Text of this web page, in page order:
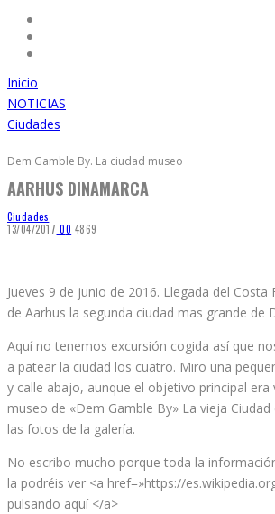
Inicio
NOTICIAS
Ciudades
Dem Gamble By. La ciudad museo
AARHUS DINAMARCA
Ciudades
13/04/2017 00 4869
Jueves 9 de junio de 2016. Llegada del
de Aarhus la segunda ciudad mas grande de
Aquí no tenemos excursión cogida así que
a patear la ciudad los cuatro. Miro una
y calle abajo, aunque el objetivo principal era
museo de «Dem Gamble By» La vieja
las fotos de la galería.
No escribo mucho porque toda la
la podréis ver <a href=»https://
pulsando aquí </a>